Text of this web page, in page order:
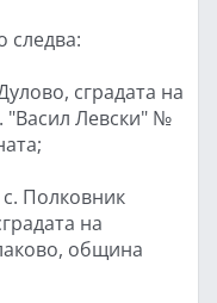
следва:
сградата на
"Васил Левски" №
с. Полковник
на
община